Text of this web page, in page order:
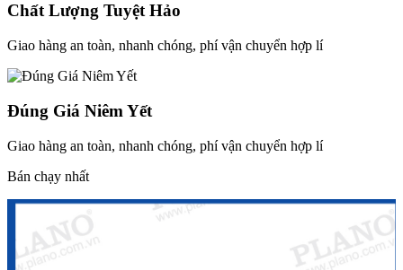
Chất Lượng Tuyệt Hảo
Giao hàng an toàn, nhanh chóng, phí vận chuyển hợp lí
Đúng Giá Niêm Yết
Giao hàng an toàn, nhanh chóng, phí vận chuyển hợp lí
Bán chạy nhất